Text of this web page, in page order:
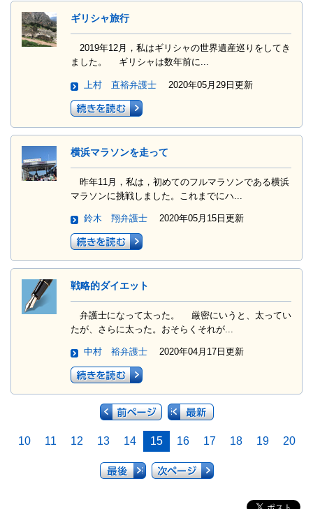
ギリシャ旅行
2019年12月，私はギリシャの世界遺産巡りをしてき
ました。 ギリシャは数年前に...
上村 直裕弁護士 2020年05月29日更新
横浜マラソンを走って
昨年11月，私は，初めてのフルマラソンである横浜
マラソンに挑戦しました。これまでにハ...
鈴木 翔弁護士 2020年05月15日更新
戦略的ダイエット
弁護士になって太った。 厳密にいうと、太ってい
たが、さらに太った。おそらくそれが...
中村 裕弁護士 2020年04月17日更新
10 11 12 13 14 15 16 17 18 19 20